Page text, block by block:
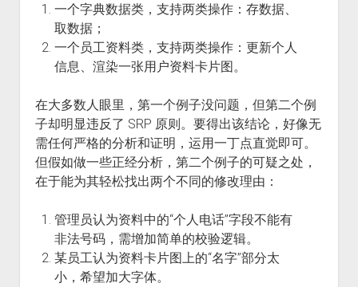
一个字典数据类，支持两类操作：存数据、
取数据；
一个员工资料类，支持两类操作：更新个人
信息、渲染一张用户资料卡片图。
在大多数人眼里，第一个例子没问题，但第二个例
子却明显违反了 SRP 原则。要得出该结论，好像无
需任何严格的分析和证明，运用一丁点直觉即可。
但假如做一些正经分析，第二个例子的可疑之处，
在于能为其轻松找出两个不同的修改理由：
管理员认为资料中的“个人电话”字段不能有
非法号码，需增加简单的校验逻辑。
某员工认为资料卡片图上的“名字”部分太
小，希望加大字体。